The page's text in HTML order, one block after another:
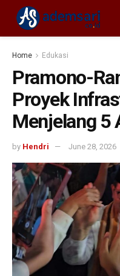
Home Edukasi
Pramono-
Proyek
Menjelang 5
by Hendri June 28, 2026